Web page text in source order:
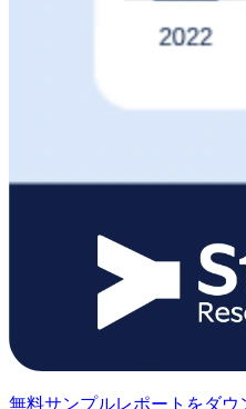
無料サンプルレポートをダウ